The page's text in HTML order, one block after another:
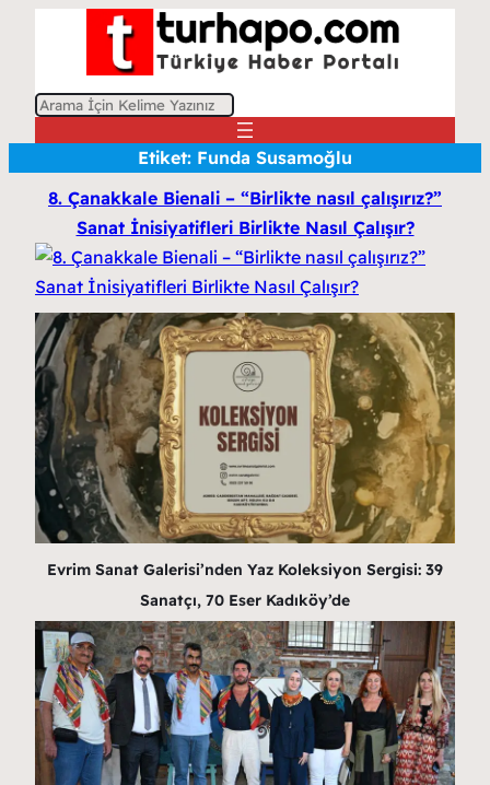
A
Etiket: Funda Susamoğlu
8. Çanakkale Bienali – “Birlikte nasıl çalışırız?”
Sanat İnisiyatifleri Birlikte Nasıl Çalışır?
Evrim Sanat Galerisi’nden Yaz Koleksiyon Sergisi: 39
Sanatçı, 70 Eser Kadıköy’de